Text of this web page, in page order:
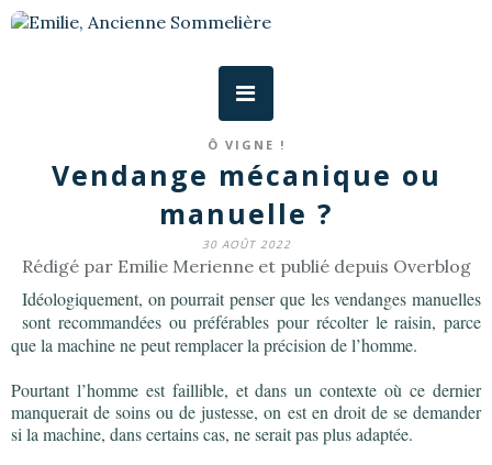
Ô VIGNE !
Vendange mécanique ou
manuelle ?
30 AOÛT 2022
Rédigé par Emilie Merienne et publié depuis Overblog
Idéologiquement, on pourrait penser que les vendanges manuelles
sont recommandées ou préférables pour récolter le raisin, parce
que la machine ne peut remplacer la précision de l’homme.
Pourtant l’homme est faillible, et dans un contexte où ce dernier
manquerait de soins ou de justesse, on est en droit de se demander
si la machine, dans certains cas, ne serait pas plus adaptée.